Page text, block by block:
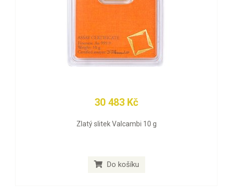
30 483 Kč
Zlatý slitek Valcambi 10 g
Do košíku